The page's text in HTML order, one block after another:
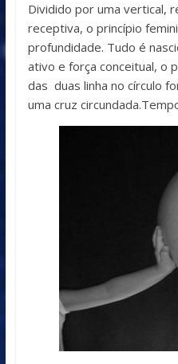
Dividido por uma vertical,
receptiva, o princípio
profundidade. Tudo é
ativo e força conceitual, o
das duas linha no círculo
uma cruz